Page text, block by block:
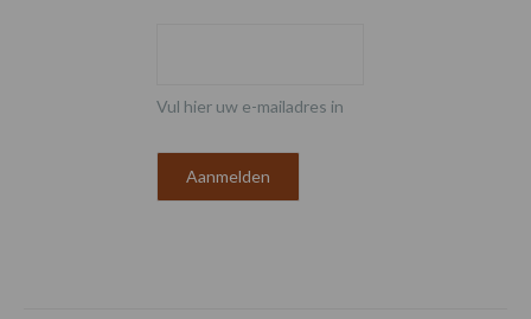
Vul hier uw e-mailadres in